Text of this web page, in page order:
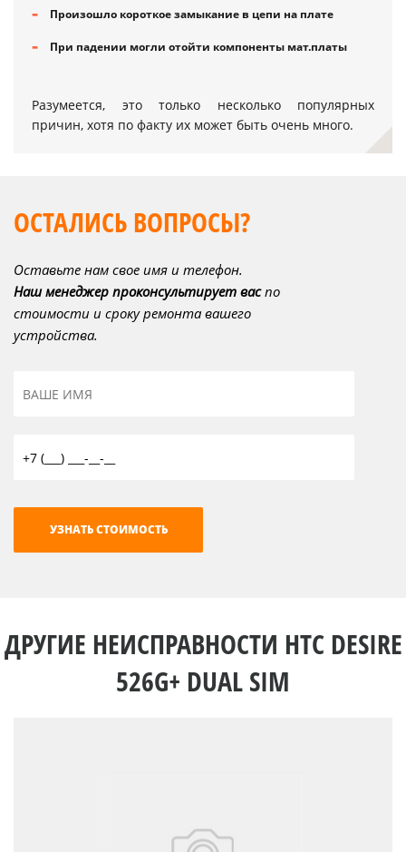
Произошло короткое замыкание в цепи на плате
При падении могли отойти компоненты мат.платы
Разумеется, это только несколько популярных
причин, хотя по факту их может быть очень много.
ОСТАЛИСЬ ВОПРОСЫ?
Оставьте нам свое имя и телефон.
Наш менеджер проконсультирует васпо
стоимости и сроку ремонта вашего
устройства.
ДРУГИЕ НЕИСПРАВНОСТИ HTC DESIRE
526G+ DUAL SIM